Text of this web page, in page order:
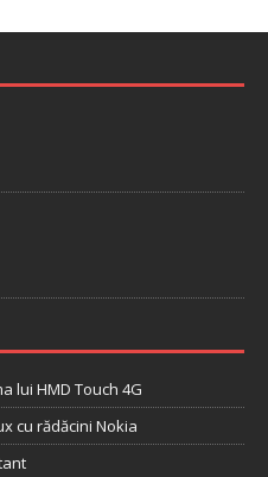
lui HMD Touch 4G
cu rădăcini Nokia